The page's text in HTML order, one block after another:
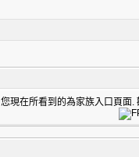
您現在所看到的為家族入口頁面